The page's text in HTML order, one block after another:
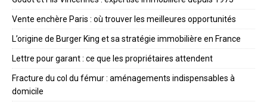
Vente enchère Paris : où trouver les meilleures opportunités
L’origine de Burger King et sa stratégie immobilière en France
Lettre pour garant : ce que les propriétaires attendent
Fracture du col du fémur : aménagements indispensables à
domicile